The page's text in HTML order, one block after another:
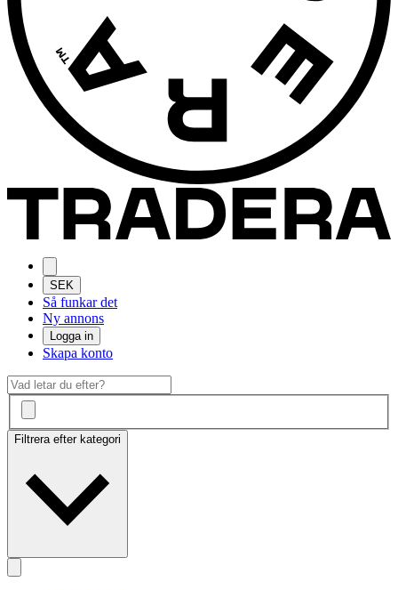
SEK
Så funkar det
Ny annons
Logga in
Skapa konto
Filtrera efter kategori